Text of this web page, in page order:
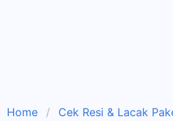
Home
Cek Resi & Lacak